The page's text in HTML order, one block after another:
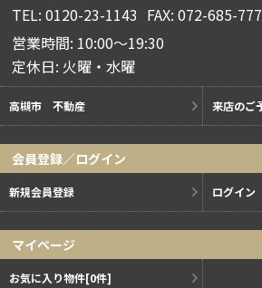
TEL: 0120-23-1143 FAX: 072-685-
営業時間: 10:00～19:30
定休日: 火曜・水曜
高槻市 不動産 来店のご
会員登録／ログイン
新規会員登録 ログイン
マイページ
お気に入り物件[0件]